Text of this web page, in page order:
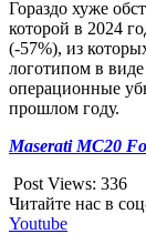
Гораздо хуже
которой в 2024
(-57%), из
логотипом в
операционные
прошлом году.
Maserati MC20
Post Views: 336
Читайте нас в
Youtube